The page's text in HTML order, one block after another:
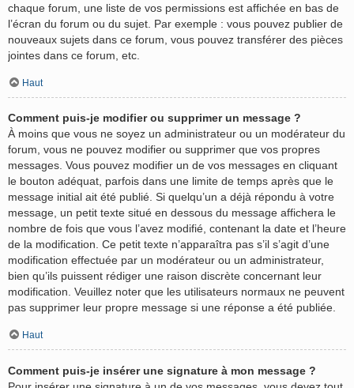
chaque forum, une liste de vos permissions est affichée en bas de
l’écran du forum ou du sujet. Par exemple : vous pouvez publier de
nouveaux sujets dans ce forum, vous pouvez transférer des pièces
jointes dans ce forum, etc.
Haut
Comment puis-je modifier ou supprimer un message ?
À moins que vous ne soyez un administrateur ou un modérateur du
forum, vous ne pouvez modifier ou supprimer que vos propres
messages. Vous pouvez modifier un de vos messages en cliquant
le bouton adéquat, parfois dans une limite de temps après que le
message initial ait été publié. Si quelqu’un a déjà répondu à votre
message, un petit texte situé en dessous du message affichera le
nombre de fois que vous l’avez modifié, contenant la date et l’heure
de la modification. Ce petit texte n’apparaîtra pas s’il s’agit d’une
modification effectuée par un modérateur ou un administrateur,
bien qu’ils puissent rédiger une raison discrète concernant leur
modification. Veuillez noter que les utilisateurs normaux ne peuvent
pas supprimer leur propre message si une réponse a été publiée.
Haut
Comment puis-je insérer une signature à mon message ?